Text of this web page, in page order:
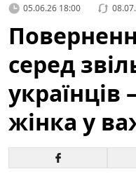
05.06.26 18:00
серед
українців
жінка у